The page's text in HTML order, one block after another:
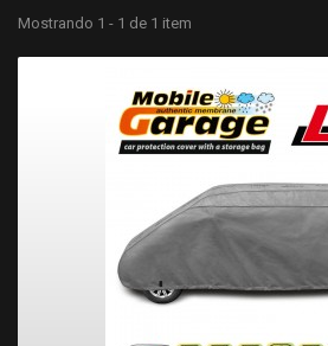
Mostrando 1 - 1 de 1 item